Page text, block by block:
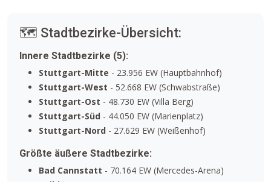
🗺️ Stadtbezirke-Übersicht:
Innere Stadtbezirke (5):
Stuttgart-Mitte - 23.956 EW (Hauptbahnhof)
Stuttgart-West - 52.668 EW (Schwabstraße)
Stuttgart-Ost - 48.730 EW (Villa Berg)
Stuttgart-Süd - 44.050 EW (Marienplatz)
Stuttgart-Nord - 27.629 EW (Weißenhof)
Größte äußere Stadtbezirke:
Bad Cannstatt - 70.164 EW (Mercedes-Arena)